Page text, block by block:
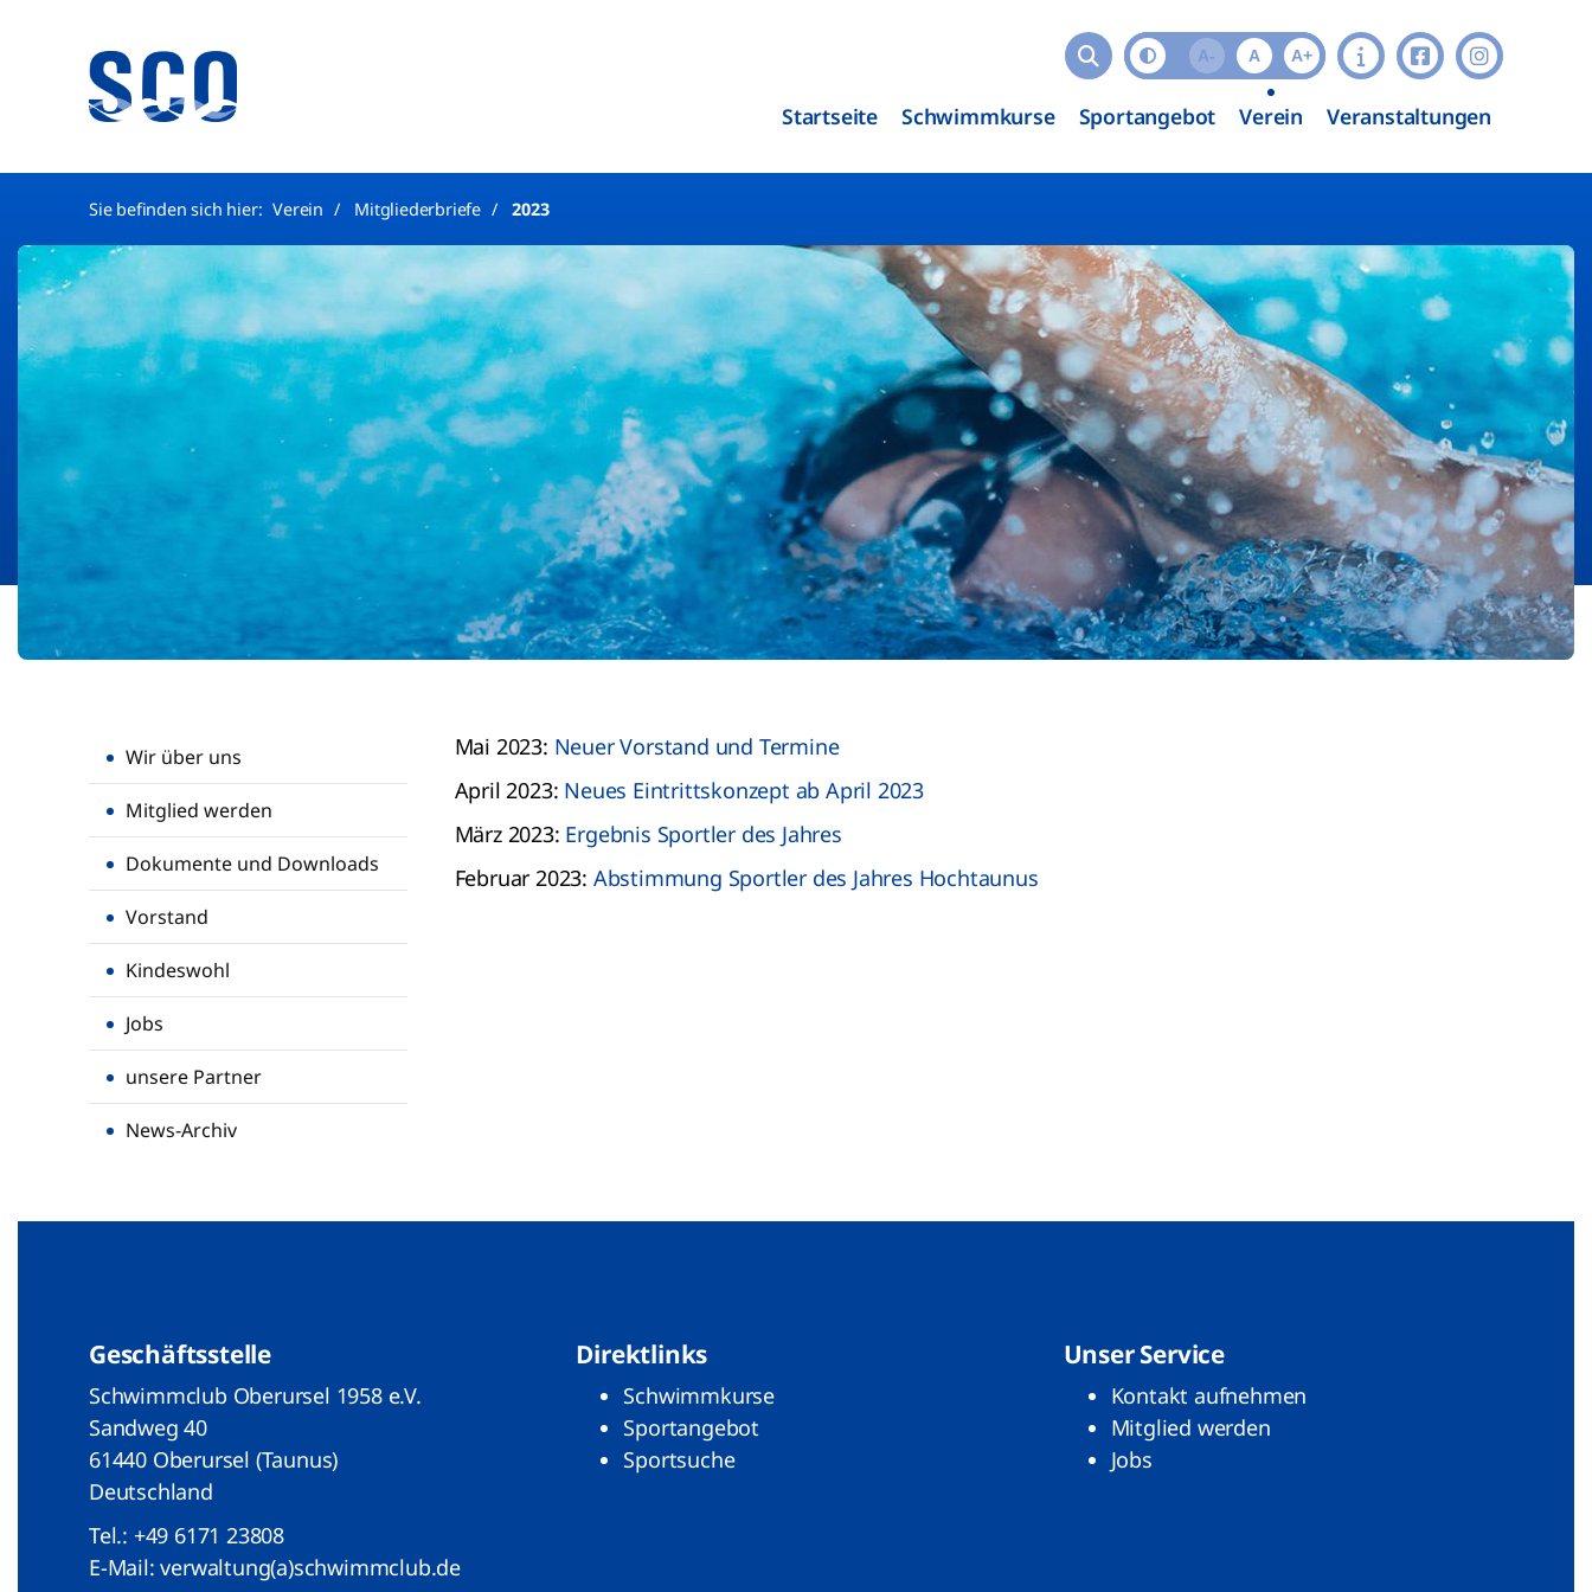
A- A A+
Startseite Schwimmkurse Sportangebot Verein Veranstaltungen
Sie befinden sich hier: Verein Mitgliederbriefe 2023
Mai 2023: Neuer Vorstand und Termine
April 2023: Neues Eintrittskonzept ab April 2023
März 2023: Ergebnis Sportler des Jahres
Februar 2023: Abstimmung Sportler des Jahres Hochtaunus
Wir über uns
Mitglied werden
Dokumente und Downloads
Vorstand
Kindeswohl
Jobs
unsere Partner
News-Archiv
Geschäftsstelle
Schwimmclub Oberursel 1958 e.V.
Sandweg 40
61440 Oberursel (Taunus)
Deutschland
Tel.: +49 6171 23808
E-Mail:verwaltung(a)schwimmclub.de
Direktlinks
Schwimmkurse
Sportangebot
Sportsuche
Unser Service
Kontakt aufnehmen
Mitglied werden
Jobs